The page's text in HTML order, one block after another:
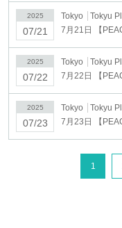
<Priority Sales>
June 3, 2025 (Tuesday)
*This ticket is a "priority sale"
need to enter the "Serial
purchase it.
<General Sales
June 4th, 2025 (Wednesday)
■ Admission time
We offer hourly time slots
■ Tickets Fee (tax
2025
07/21
Tokyo
Tokyu Plaza
2025
07/22
Tokyo
Tokyu Plaza
2025
07/23
Tokyo
Tokyu Plaza
1